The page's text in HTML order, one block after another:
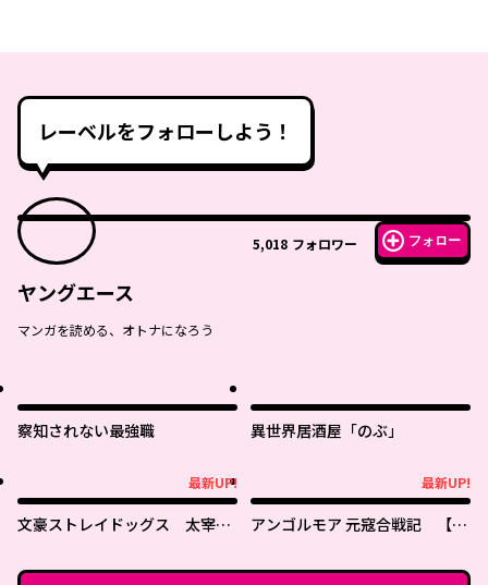
レーベルをフォローしよう！
5,018 フォロワー フォロー
ヤングエース
マンガを読める、オトナになろう
察知されない最強職 異世界居酒屋「のぶ」
最新UP!
文豪ストレイドッグス 太宰を
最新UP!
アンゴルモア 元寇合戦記 【博